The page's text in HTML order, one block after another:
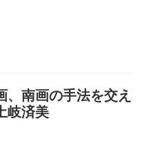
、南画の手法を交え
岐済美